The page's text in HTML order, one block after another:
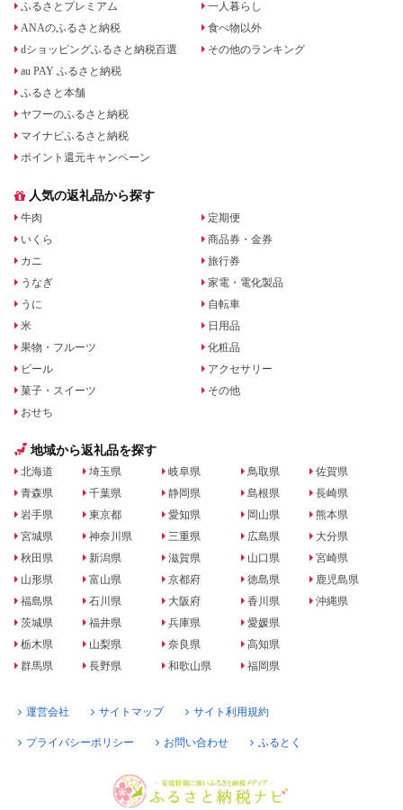
ふるさとプレミアム
ANAのふるさと納税
dショッピングふるさと納税百選
au PAY ふるさと納税
ふるさと本舗
ヤフーのふるさと納税
マイナビふるさと納税
ポイント還元キャンペーン
一人暮らし
食べ物以外
その他のランキング
人気の返礼品から探す
牛肉
いくら
カニ
うなぎ
うに
米
果物・フルーツ
ビール
菓子・スイーツ
おせち
定期便
商品券・金券
旅行券
家電・電化製品
自転車
日用品
化粧品
アクセサリー
その他
地域から返礼品を探す
北海道
青森県
岩手県
宮城県
秋田県
山形県
福島県
茨城県
栃木県
群馬県
埼玉県
千葉県
東京都
神奈川県
新潟県
富山県
石川県
福井県
山梨県
長野県
岐阜県
静岡県
愛知県
三重県
滋賀県
京都府
大阪府
兵庫県
奈良県
和歌山県
鳥取県
島根県
岡山県
広島県
山口県
徳島県
香川県
愛媛県
高知県
福岡県
佐賀県
長崎県
熊本県
大分県
宮崎県
鹿児島県
沖縄県
運営会社 サイトマップ サイト利用規約
プライバシーポリシー お問い合わせ ふるとく